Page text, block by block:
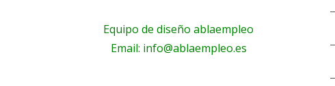
Equipo de diseño ablaempleo
Email: info@ablaempleo.es